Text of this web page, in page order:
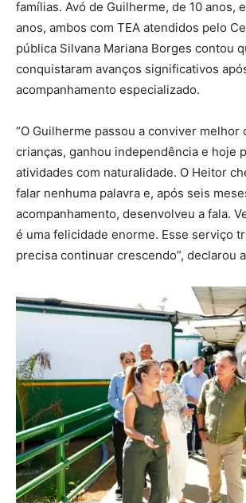
famílias. Avó de Guilherme, de 10 anos,
anos, ambos com TEA atendidos pelo
pública Silvana Mariana Borges contou
conquistaram avanços significativos
acompanhamento especializado.
“O Guilherme passou a conviver melhor
crianças, ganhou independência e hoje
atividades com naturalidade. O Heitor
falar nenhuma palavra e, após seis
acompanhamento, desenvolveu a fala.
é uma felicidade enorme. Esse serviço
precisa continuar crescendo”, declarou